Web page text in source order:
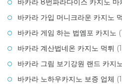
바카라 8번파라다이스 카지노 마
바카라 가입 머니크라운 카지노
바카라 게임 하는 법엠포 카지노
바카라 계산법네온 카지노 먹튀
바카라 그림 보기강원 랜드 카지
바카라 노하우카지노 보증 업체